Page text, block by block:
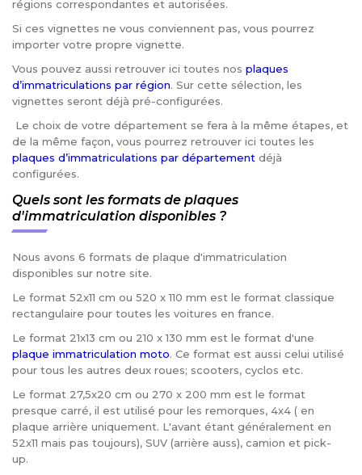
régions correspondantes et autorisées.
Si ces vignettes ne vous conviennent pas, vous pourrez
importer votre propre vignette.
Vous pouvez aussi retrouver ici toutes nos plaques
d’immatriculations par région. Sur cette sélection, les
vignettes seront déjà pré-configurées.
Le choix de votre département se fera à la même étapes, et
de la même façon, vous pourrez retrouver ici toutes les
plaques d’immatriculations par département déjà
configurées.
Quels sont les formats de plaques
d'immatriculation disponibles ?
Nous avons 6 formats de plaque d'immatriculation
disponibles sur notre site.
Le format 52x11 cm ou 520 x 110 mm est le format classique
rectangulaire pour toutes les voitures en france.
Le format 21x13 cm ou 210 x 130 mm est le format d'une
plaque immatriculation moto. Ce format est aussi celui utilisé
pour tous les autres deux roues; scooters, cyclos etc.
Le format 27,5x20 cm ou 270 x 200 mm est le format
presque carré, il est utilisé pour les remorques, 4x4 ( en
plaque arrière uniquement. L'avant étant généralement en
52x11 mais pas toujours), SUV (arrière auss), camion et pick-
up.